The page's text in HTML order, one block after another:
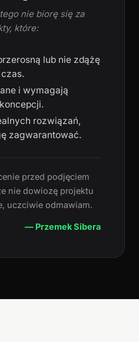
nie biorę się za
które:
lub nie zdążę
i wymagają
rozwiązań,
zagwarantować.
przed podjęciem
nie dowiozę projektu
uczciwie odmawiam.
— Przemek Sibera